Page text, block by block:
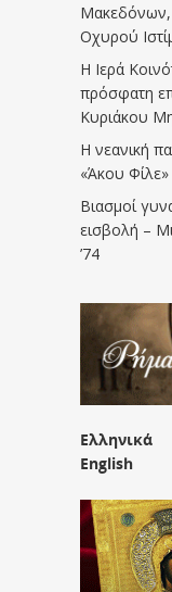
Οχυρού
Η Ιερά
πρόσφατη
Κυριάκου
Η νεανική
«Άκου Φίλε»
Βιασμοί
εισβολή –
’74
Ελληνικά
English